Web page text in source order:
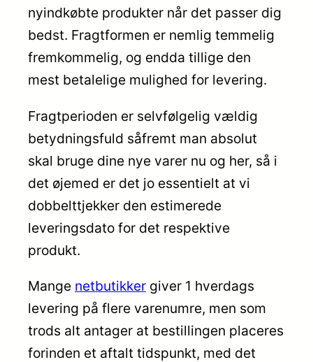
nyindkøbte produkter når det passer dig
bedst. Fragtformen er nemlig temmelig
fremkommelig, og endda tillige den
mest betalelige mulighed for levering.
Fragtperioden er selvfølgelig vældig
betydningsfuld såfremt man absolut
skal bruge dine nye varer nu og her, så i
det øjemed er det jo essentielt at vi
dobbelttjekker den estimerede
leveringsdato for det respektive
produkt.
Mange netbutikker giver 1 hverdags
levering på flere varenumre, men som
trods alt antager at bestillingen placeres
forinden et aftalt tidspunkt, med det